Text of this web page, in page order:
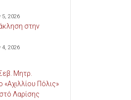
5, 2026
στην
4, 2026
Μητρ.
«Αχιλλίου Πόλις»
Λαρίσης